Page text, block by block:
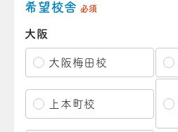
希望校舎 必須
大阪
大阪梅田校
上本町校